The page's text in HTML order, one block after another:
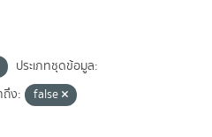
ประเภทชุดข้อมูล:
ถึง:
false